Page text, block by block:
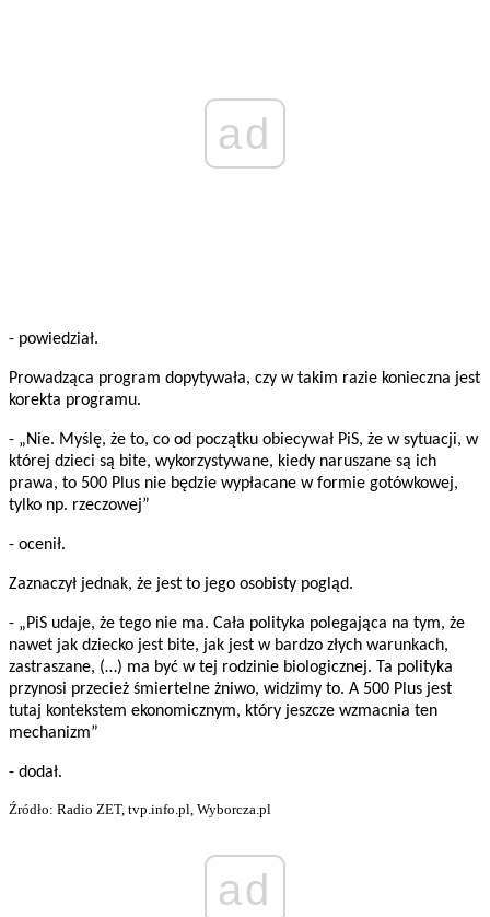
ad
- powiedział.
Prowadząca program dopytywała, czy w takim razie konieczna jest
korekta programu.
- „Nie. Myślę, że to, co od początku obiecywał PiS, że w sytuacji, w
której dzieci są bite, wykorzystywane, kiedy naruszane są ich
prawa, to 500 Plus nie będzie wypłacane w formie gotówkowej,
tylko np. rzeczowej”
- ocenił.
Zaznaczył jednak, że jest to jego osobisty pogląd.
- „PiS udaje, że tego nie ma. Cała polityka polegająca na tym, że
nawet jak dziecko jest bite, jak jest w bardzo złych warunkach,
zastraszane, (…) ma być w tej rodzinie biologicznej. Ta polityka
przynosi przecież śmiertelne żniwo, widzimy to. A 500 Plus jest
tutaj kontekstem ekonomicznym, który jeszcze wzmacnia ten
mechanizm”
- dodał.
Źródło: Radio ZET, tvp.info.pl, Wyborcza.pl
ad